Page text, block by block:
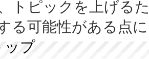
トピックを上げる
る可能性がある点
ップ